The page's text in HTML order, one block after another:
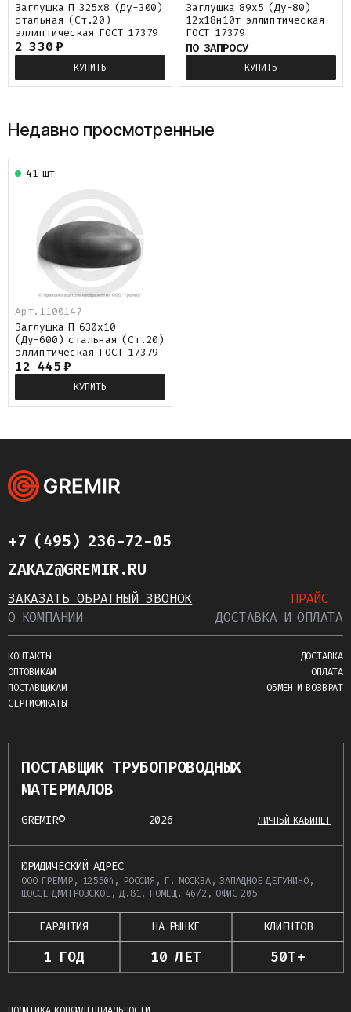
Заглушка П 325х8 (Ду-300)
стальная (Ст.20)
эллиптическая ГОСТ 17379
2 330₽
КУПИТЬ
Заглушка 89х5 (Ду-80)
12х18н10т эллиптическая
ГОСТ 17379
ПО ЗАПРОСУ
КУПИТЬ
Недавно просмотренные
Арт. 1100147
41 шт
Заглушка П 630х10
(Ду-600) стальная (Ст.20)
эллиптическая ГОСТ 17379
12 445 ₽
КУПИТЬ
+7 (495) 236-72-05
ZAKAZ@GREMIR.RU
ЗАКАЗАТЬ ОБРАТНЫЙ ЗВОНОК
ПРАЙС
О КОМПАНИИ
КОНТАКТЫ
ОПТОВИКАМ
ПОСТАВЩИКАМ
СЕРТИФИКАТЫ
ДОСТАВКА И ОПЛАТА
ДОСТАВКА
ОПЛАТА
ОБМЕН И ВОЗВРАТ
ПОСТАВЩИК ТРУБОПРОВОДНЫХ
МАТЕРИАЛОВ
GREMIR© 2026 ЛИЧНЫЙ КАБИНЕТ
ЮРИДИЧЕСКИЙ АДРЕС
ООО ГРЕМИР, 125504, РОССИЯ, Г. МОСКВА, ЗАПАДНОЕ ДЕГУНИНО,
ШОССЕ ДМИТРОВСКОЕ, Д.81, ПОМЕЩ. 46/2, ОФИС 205
ГАРАНТИЯ
1 ГОД
НА РЫНКЕ
10 ЛЕТ
КЛИЕНТОВ
50Т+